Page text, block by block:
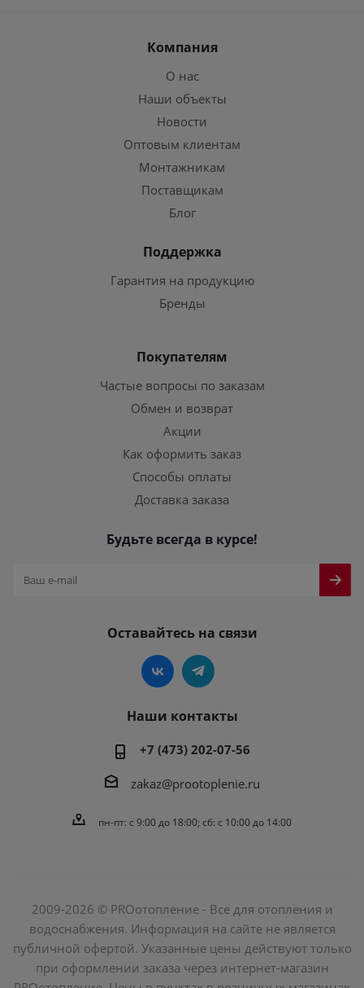
Компания
О нас
Наши объекты
Новости
Оптовым клиентам
Монтажникам
Поставщикам
Блог
Поддержка
Гарантия на продукцию
Бренды
Покупателям
Частые вопросы по заказам
Обмен и возврат
Акции
Как оформить заказ
Способы оплаты
Доставка заказа
Будьте всегда в курсе!
Оставайтесь на связи
Наши контакты
+7 (473) 202-07-56
zakaz@prootoplenie.ru
пн-пт: c 9:00 до 18:00; сб: с 10:00 до 14:00
2009-2026 © PROотопление - Все для отопления и
водоснабжения. Информация на сайте не является
публичной офертой. Указанные цены действуют только
при оформлении заказа через интернет-магазин